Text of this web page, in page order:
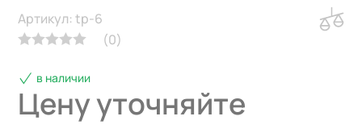
(0)
Артикул: tp-6
в наличии
Цену уточняйте